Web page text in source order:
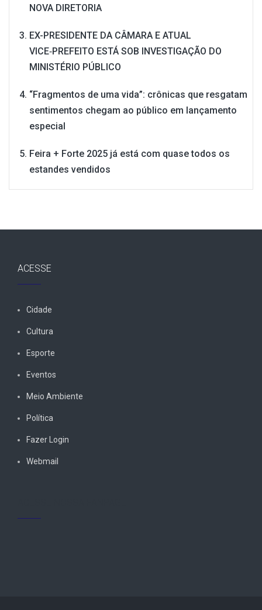
NOVA DIRETORIA
EX-PRESIDENTE DA CÂMARA E ATUAL
VICE‑PREFEITO ESTÁ SOB INVESTIGAÇÃO DO
MINISTÉRIO PÚBLICO
“Fragmentos de uma vida”: crônicas que resgatam
sentimentos chegam ao público em lançamento
especial
Feira + Forte 2025 já está com quase todos os
estandes vendidos
ACESSE
Cidade
Cultura
Esporte
Eventos
Meio Ambiente
Política
Fazer Login
Webmail